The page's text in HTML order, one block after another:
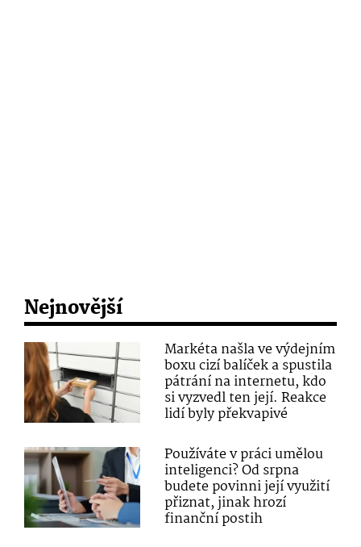
Nejnovější
Markéta našla ve výdejním
boxu cizí balíček a spustila
pátrání na internetu, kdo
si vyzvedl ten její. Reakce
lidí byly překvapivé
Používáte v práci umělou
inteligenci? Od srpna
budete povinni její využití
přiznat, jinak hrozí
finanční postih